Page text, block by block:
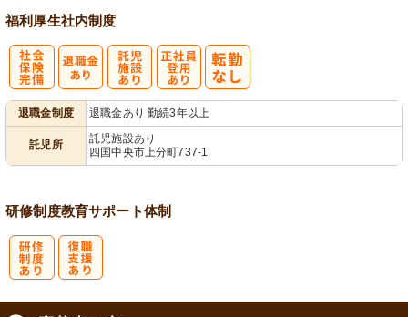
福利厚生社内制度
退職金制度 退職金あり 勤続3年以上
託児所
託児施設あり
四国中央市上分町737‐1
研修制度教育サポート体制